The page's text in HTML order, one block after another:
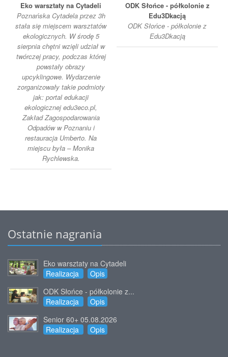
Eko warsztaty na Cytadeli
Poznańska Cytadela przez 3h
stała się miejscem warsztatów
ekologicznych. W środę 5
sierpnia chętni wzięli udział w
twórczej pracy, podczas której
powstały obrazy
upcyklingowe. Wydarzenie
zorganizowały takie podmioty
jak: portal edukacji
ekologicznej edu3eco.pl,
Zakład Zagospodarowania
Odpadów w Poznaniu i
restauracja Umberto. Na
miejscu była – Monika
Rychlewska.
ODK Słońce - półkolonie z
Edu3Dkacją
ODK Słońce - półkolonie z
Edu3Dkacją
Ostatnie nagrania
Eko warsztaty na Cytadeli
Realizacja
Opis
ODK Słońce - półkolonie z...
Realizacja
Opis
Senior 60+ 05.08.2026
Realizacja
Opis